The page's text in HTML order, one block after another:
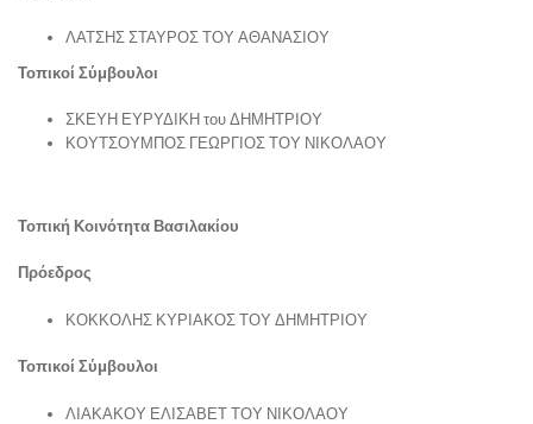
ΛΑΤΣΗΣ ΣΤΑΥΡΟΣ ΤΟΥ ΑΘΑΝΑΣΙΟΥ
Τοπικοί Σύμβουλοι
ΣΚΕΥΗ ΕΥΡΥΔΙΚΗ του ΔΗΜΗΤΡΙΟΥ
ΚΟΥΤΣΟΥΜΠΟΣ ΓΕΩΡΓΙΟΣ ΤΟΥ ΝΙΚΟΛΑΟΥ
Τοπική Κοινότητα Βασιλακίου
Πρόεδρος
ΚΟΚΚΟΛΗΣ ΚΥΡΙΑΚΟΣ ΤΟΥ ΔΗΜΗΤΡΙΟΥ
Τοπικοί Σύμβουλοι
ΛΙΑΚΑΚΟΥ ΕΛΙΣΑΒΕΤ ΤΟΥ ΝΙΚΟΛΑΟΥ